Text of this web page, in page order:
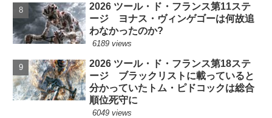
2026 ツール・ド・フランス第11ステ
ージ ヨナス・ヴィンゲゴーは何故追
わなかったのか?
6189 views
2026 ツール・ド・フランス第18ステ
ージ ブラックリストに載っていると
分かっていたトム・ピドコックは総合
順位死守に
6049 views